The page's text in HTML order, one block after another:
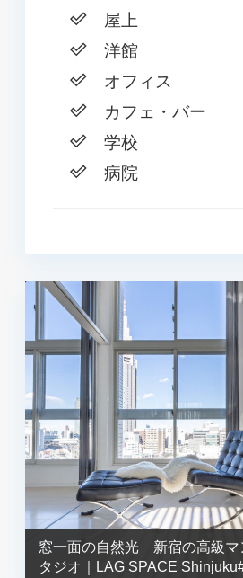
屋上
洋館
オフィス
カフェ・バー
学校
病院
窓一面の自然光 新宿の高級マ
タジオ｜LAG SPACE